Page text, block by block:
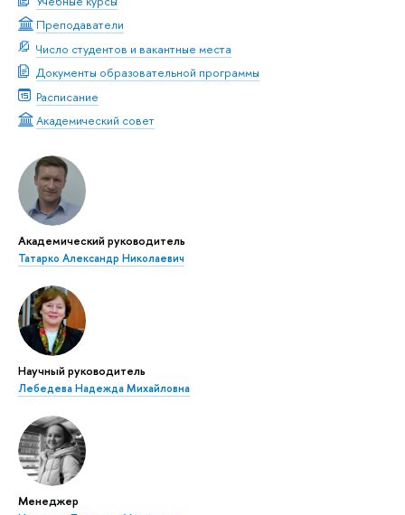
Преподаватели
Число студентов и вакантные места
Документы образовательной программы
Расписание
Академический совет
Академический руководитель
Татарко Александр Николаевич
Научный руководитель
Лебедева Надежда Михайловна
Менеджер